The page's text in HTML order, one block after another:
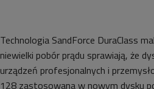
Technologia SandForce DuraClass
niewielki pobór prądu sprawiają, że
urządzeń profesjonalnych i
128 zastosowana w nowym dysku